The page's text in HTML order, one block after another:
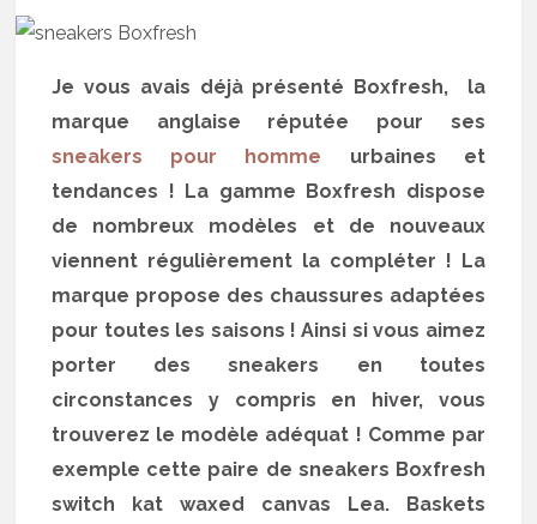
Je vous avais déjà présenté Boxfresh, la
marque anglaise réputée pour ses
sneakers pour homme urbaines et
tendances ! La gamme Boxfresh dispose
de nombreux modèles et de nouveaux
viennent régulièrement la compléter ! La
marque propose des chaussures adaptées
pour toutes les saisons ! Ainsi si vous aimez
porter des sneakers en toutes
circonstances y compris en hiver, vous
trouverez le modèle adéquat ! Comme par
exemple cette paire de sneakers Boxfresh
switch kat waxed canvas Lea. Baskets